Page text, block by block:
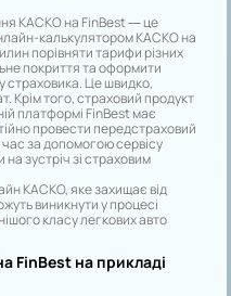
КАСКО на FinBest — це
калькулятором КАСКО на
порівняти тарифи різних
покриття та оформити
страховика. Це швидко,
Крім того, страховий продукт
платформі FinBest має
провести передстраховий
за допомогою сервісу
зустріч зі страховим
КАСКО, яке захищає від
виникнути у процесі
класу легкових авто
FinBest на прикладі